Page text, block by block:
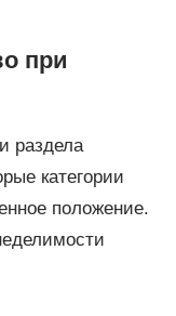
при
раздела
категории
положение.